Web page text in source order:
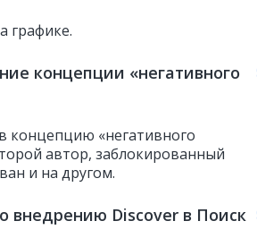
графике.
концепции «негативного
в концепцию «негативного
автор, заблокированный
и на другом.
внедрению Discover в Поиск